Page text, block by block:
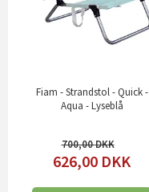
Fiam - Strandstol - Quick -
Aqua - Lyseblå
700,00
626,00 DKK